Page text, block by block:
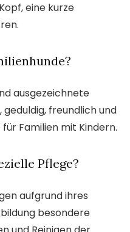
eine kurze
ausgezeichnete
geduldig, freundlich und
Familien mit Kindern.
Pflege?
aufgrund ihres
besondere